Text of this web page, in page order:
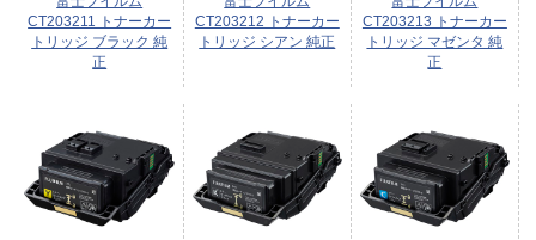
CT203211 トナーカー
トリッジ ブラック 純
正
CT203212 トナーカー
トリッジ シアン 純正
CT203213 トナーカー
トリッジ マゼンタ 純
正